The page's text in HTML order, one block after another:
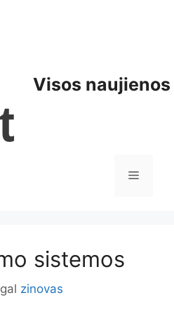
Visos
Meniu
sistemos
zinovas